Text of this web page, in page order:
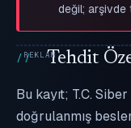
değil; arşivde
Tehdit
Bu kayıt; T.C.
doğrulanmış